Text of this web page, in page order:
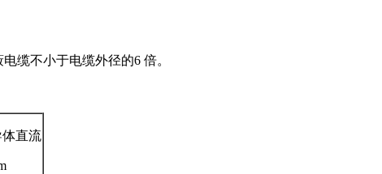
不小于电缆外径的6 倍。
直流